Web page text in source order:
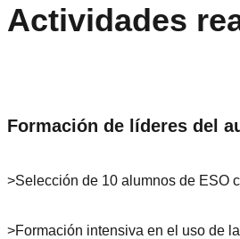
Actividades
Formación de líderes del
>Selección de 10 alumnos de ESO
>Formación intensiva en el uso de